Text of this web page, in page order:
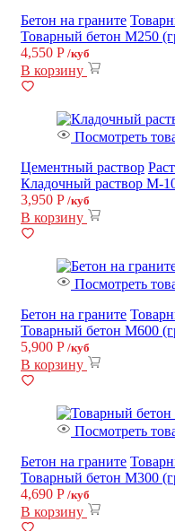
Бетон на граните
Товарный бетон М250
4,550 Р /куб
В корзину
Посмотреть
Цементный раствор
Кладочный раствор М-
3,950 Р /куб
В корзину
Посмотреть
Бетон на граните
Товарный бетон М600
5,900 Р /куб
В корзину
Посмотреть
Бетон на граните
Товарный бетон М300
4,690 Р /куб
В корзину